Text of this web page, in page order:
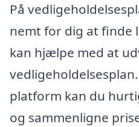
På
nemt for dig at finde
kan hjælpe med at
platform kan du
og sammenligne